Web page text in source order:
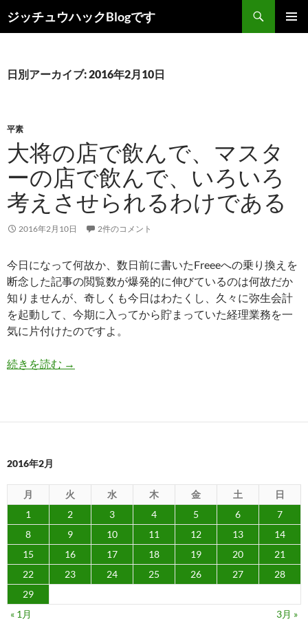
ン
ツ
キ
ジッチュウハックBlogです
索
日別アーカイブ: 2016年2月10日
平素
大将の店で飲んで、マスタ
ーの店で飲んで、いろいろ
考えさせられるわけである
2016年2月10日 2件のコメント
今日になって何故か、数日前に書いたFreeeへの乗り換えを
断念した記事の閲覧数が爆発的に伸びているのは何故だか
知りませんが、奇しくも今日はわたくし、久々に弥生会計
を起動して、今期に入ってから貯まっていた経理業務を一
気に片付けたのですよ。
続きを読む 大将の店で飲んで、マスターの店で飲んで、い
→
2016年2月
月 火 水 木 金 土
日
1
2 3 4 5 6
7
8
9 10 11 12 13
14
15
16 17 18 19 20
21
22
23 24 25 26 27
28
29
« 1月
3月 »